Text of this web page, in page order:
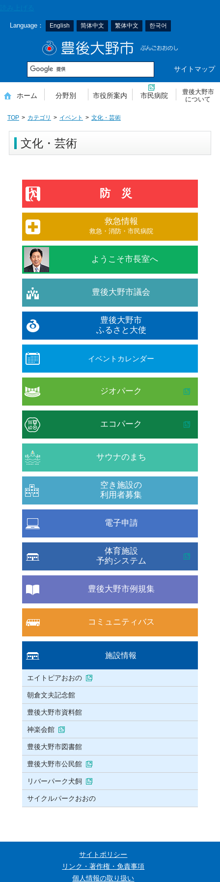
Language： English 简体中文 繁体中文 한국어
サイトマップ
ホーム 分野別 市役所案内 市民病院
豊後大野市
について
TOP カテゴリ イベント 文化・芸術
文化・芸術
防災
救急情報
救急・消防・市民病院
ようこそ市長室へ
豊後大野市議会
豊後大野市
ふるさと大使
イベントカレンダー
ジオパーク
エコパーク
サウナのまち
空き施設の
利用者募集
電子申請
体育施設
予約システム
豊後大野市例規集
コミュニティバス
施設情報
エイトピアおおの
朝倉文夫記念館
豊後大野市資料館
神楽会館
豊後大野市図書館
豊後大野市公民館
リバーパーク犬飼
サイクルパークおおの
サイトポリシー
リンク・著作権・免責事項
個人情報の取り扱い